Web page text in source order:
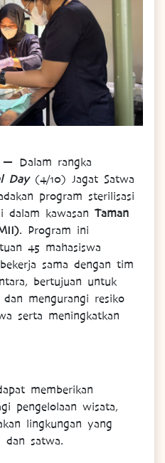
Dalam rangka
Day(4/10) Jagat Satwa
program sterilisasi
dalam kawasan Taman
. Program ini
45 mahasiswa
sama dengan tim
bertujuan untuk
mengurangi resiko
serta meningkatkan
memberikan
pengelolaan wisata,
lingkungan yang
dan satwa.